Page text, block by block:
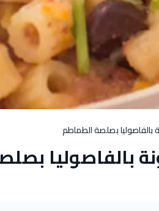
بصلصة الطماطم
بالفاصوليا